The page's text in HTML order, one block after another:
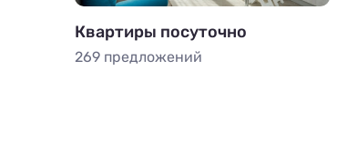
Квартиры посуточно
269 предложений